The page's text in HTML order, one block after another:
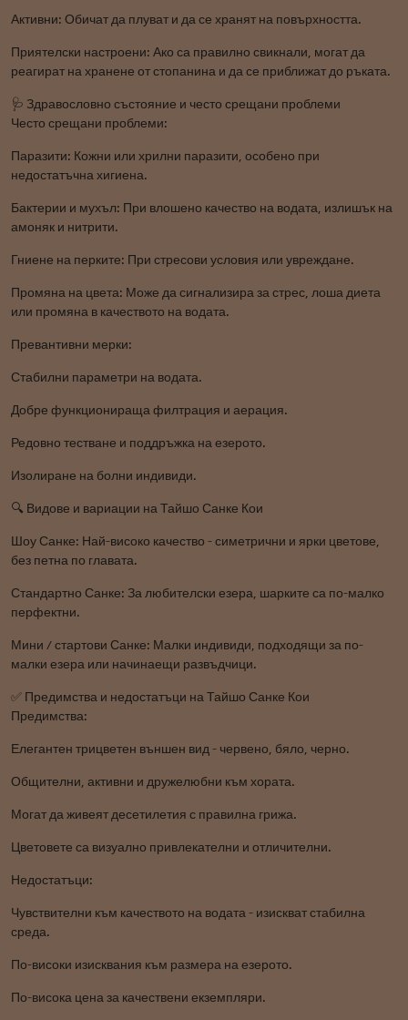
Активни: Обичат да плуват и да се хранят на повърхността.
Приятелски настроени: Ако са правилно свикнали, могат да
реагират на хранене от стопанина и да се приближат до ръката.
🩺 Здравословно състояние и често срещани проблеми
Често срещани проблеми:
Паразити: Кожни или хрилни паразити, особено при
недостатъчна хигиена.
Бактерии и мухъл: При влошено качество на водата, излишък на
амоняк и нитрити.
Гниене на перките: При стресови условия или увреждане.
Промяна на цвета: Може да сигнализира за стрес, лоша диета
или промяна в качеството на водата.
Превантивни мерки:
Стабилни параметри на водата.
Добре функционираща филтрация и аерация.
Редовно тестване и поддръжка на езерото.
Изолиране на болни индивиди.
🔍 Видове и вариации на Тайшо Санке Кои
Шоу Санке: Най-високо качество - симетрични и ярки цветове,
без петна по главата.
Стандартно Санке: За любителски езера, шарките са по-малко
перфектни.
Мини / стартови Санке: Малки индивиди, подходящи за по-
малки езера или начинаещи развъдчици.
✅ Предимства и недостатъци на Тайшо Санке Кои
Предимства:
Елегантен трицветен външен вид - червено, бяло, черно.
Общителни, активни и дружелюбни към хората.
Могат да живеят десетилетия с правилна грижа.
Цветовете са визуално привлекателни и отличителни.
Недостатъци:
Чувствителни към качеството на водата - изискват стабилна
среда.
По-високи изисквания към размера на езерото.
По-висока цена за качествени екземпляри.